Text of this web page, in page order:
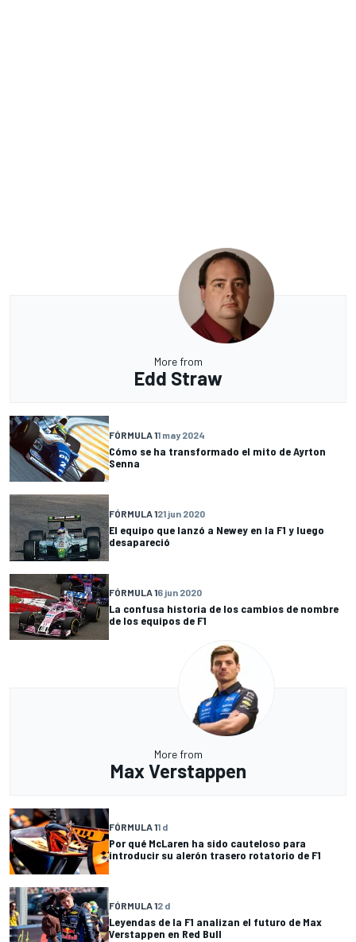
More from
Edd Straw
FÓRMULA 11 may 2024
Cómo se ha transformado el mito de Ayrton
Senna
FÓRMULA 121 jun 2020
El equipo que lanzó a Newey en la F1 y luego
desapareció
FÓRMULA 16 jun 2020
La confusa historia de los cambios de nombre
de los equipos de F1
More from
Max Verstappen
FÓRMULA 11 d
Por qué McLaren ha sido cauteloso para
introducir su alerón trasero rotatorio de F1
FÓRMULA 12 d
Leyendas de la F1 analizan el futuro de Max
Verstappen en Red Bull